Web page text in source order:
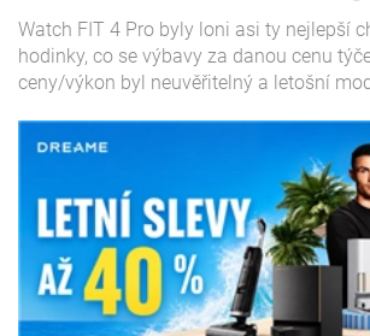
Watch FIT 4 Pro byly loni asi ty nejlepší
hodinky, co se výbavy za danou cenu
ceny/výkon byl neuvěřitelný a letošní